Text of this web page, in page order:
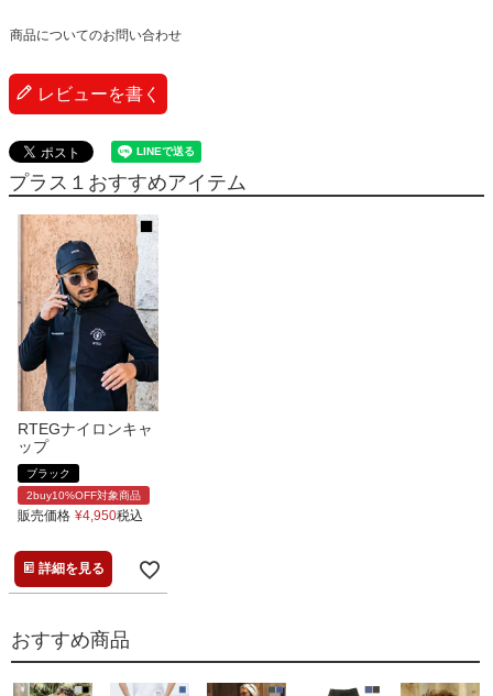
商品についてのお問い合わせ
レビューを書く
プラス１おすすめアイテム
RTEGナイロンキャ
ップ
ブラック
2buy10%OFF対象商品
販売価格 ¥4,950税込
詳細を見る
おすすめ商品